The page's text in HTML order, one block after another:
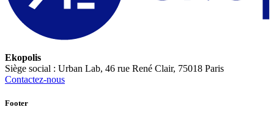
Ekopolis
Siège social : Urban Lab, 46 rue René Clair, 75018 Paris
Contactez-nous
Footer